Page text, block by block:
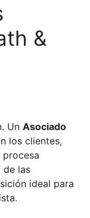
&
Un Asociado
los clientes,
de las
ideal para